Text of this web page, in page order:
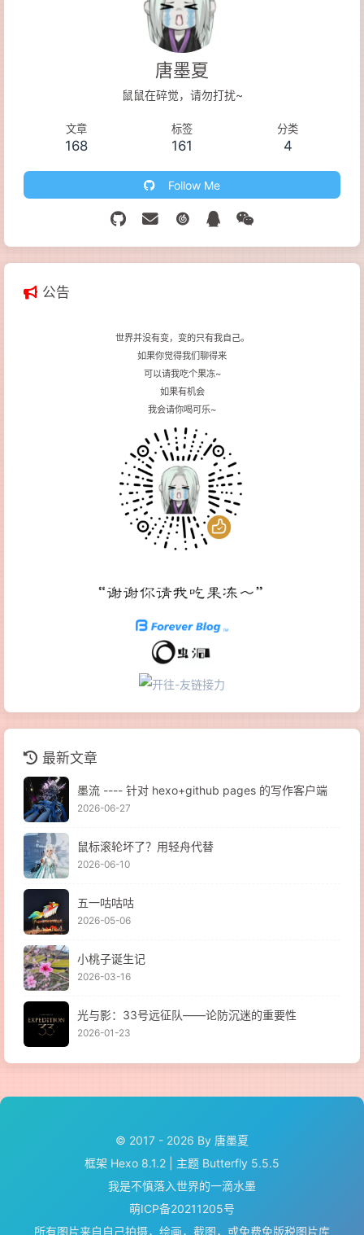
唐墨夏
鼠鼠在碎觉，请勿打扰~
文章
168
标签
161
分类
4
Follow Me
公告
世界并没有变，变的只有我自己。
如果你觉得我们聊得来
可以请我吃个果冻~
如果有机会
我会请你喝可乐~
最新文章
墨流 ---- 针对 hexo+github pages 的写作客户端
2026-06-27
鼠标滚轮坏了？用轻舟代替
2026-06-10
五一咕咕咕
2026-05-06
小桃子诞生记
2026-03-16
光与影：33号远征队——论防沉迷的重要性
2026-01-23
© 2017 - 2026 By 唐墨夏
框架 Hexo 8.1.2 主题 Butterfly 5.5.5
我是不慎落入世界的一滴水墨
萌ICP备20211205号
所有图片来自自己拍摄，绘画，截图，或免费免版税图片库